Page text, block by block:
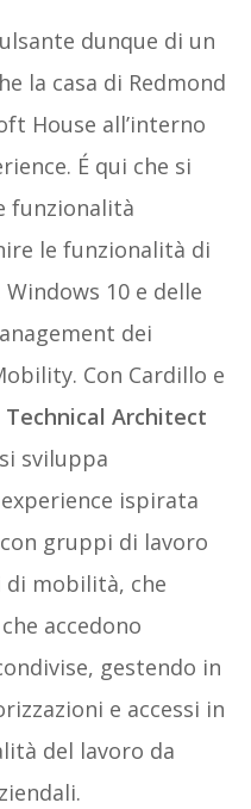
dunque di un
la casa di Redmond
House all’interno
É qui che si
funzionalità
le funzionalità di
10 e delle
dei
Con Cardillo e
Architect
sviluppa
ispirata
gruppi di lavoro
di mobilità, che
accedono
gestendo in
e accessi in
del lavoro da